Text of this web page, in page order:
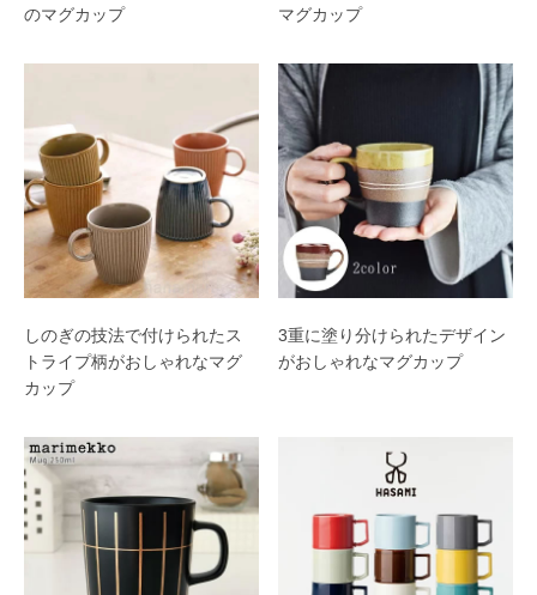
のマグカップ
マグカップ
しのぎの技法で付けられたス
トライプ柄がおしゃれなマグ
カップ
3重に塗り分けられたデザイン
がおしゃれなマグカップ